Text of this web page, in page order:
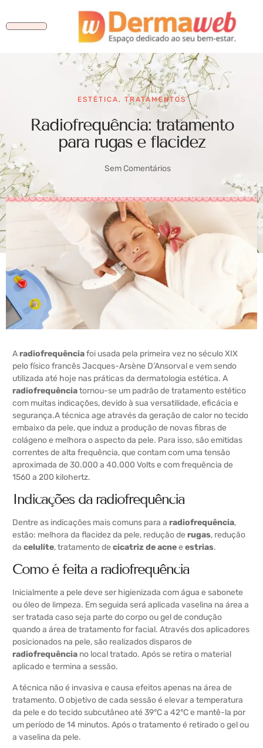
ESTÉTICA , TRATAMENTOS
Radiofrequência: tratamento
para rugas e flacidez
Sem Comentários
Aradiofrequênciafoi usada pela primeira vez no século XIX
pelo físico francês Jacques-Arsène D’Ansorval e vem sendo
utilizada até hoje nas práticas da dermatologia estética. A
radiofrequênciatornou-se um padrão de tratamento estético
com muitas indicações, devido à sua versatilidade, eficácia e
segurança.A técnica age através da geração de calor no tecido
embaixo da pele, que induz a produção de novas fibras de
colágeno e melhora o aspecto da pele. Para isso, são emitidas
correntes de alta frequência, que contam com uma tensão
aproximada de 30.000 a 40.000 Volts e com frequência de
1560 a 200 kilohertz.
Indicações da radiofrequência
Dentre as indicações mais comuns para a radiofrequência,
estão: melhora da flacidez da pele, redução de rugas, redução
da celulite, tratamento de cicatriz de acnee estrias.
Como é feita a radiofrequência
Inicialmente a pele deve ser higienizada com água e sabonete
ou óleo de limpeza. Em seguida será aplicada vaselina na área a
ser tratada caso seja parte do corpo ou gel de condução
quando a área de tratamento for facial. Através dos aplicadores
posicionados na pele, são realizados disparos de
radiofrequência no local tratado. Após se retira o material
aplicado e termina a sessão.
A técnica não é invasiva e causa efeitos apenas na área de
tratamento. O objetivo de cada sessão é elevar a temperatura
da pele e do tecido subcutâneo até 39°C a 42°C e mantê-la por
um período de 14 minutos. Após o tratamento é retirado o gel ou
a vaselina da pele.